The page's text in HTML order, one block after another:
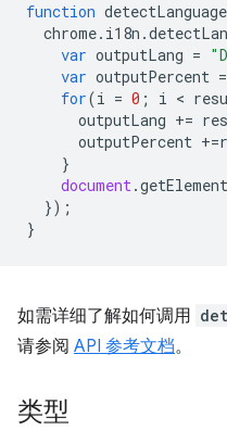
function detectLanguage
chrome. i18n .
var outputLang =
var outputPercent =
for(i = 0 ; i <
outputLang +=
outputPercent +=
}
document.
});
}
如需详细了解如何调用
请参阅 API 参考文档。
类型